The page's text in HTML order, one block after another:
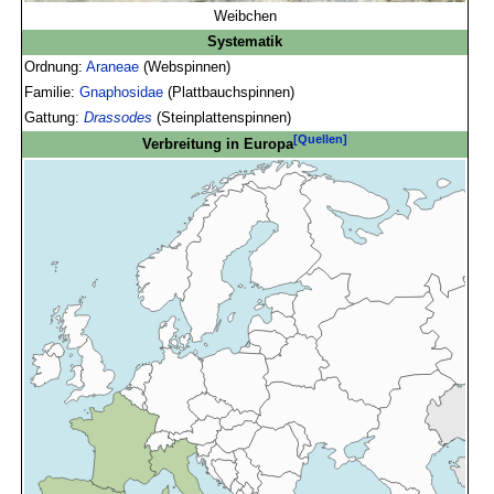
Weibchen
Systematik
Ordnung:Araneae (Webspinnen)
Familie:Gnaphosidae (Plattbauchspinnen)
Gattung:Drassodes (Steinplattenspinnen)
Verbreitung in Europa[Quellen]